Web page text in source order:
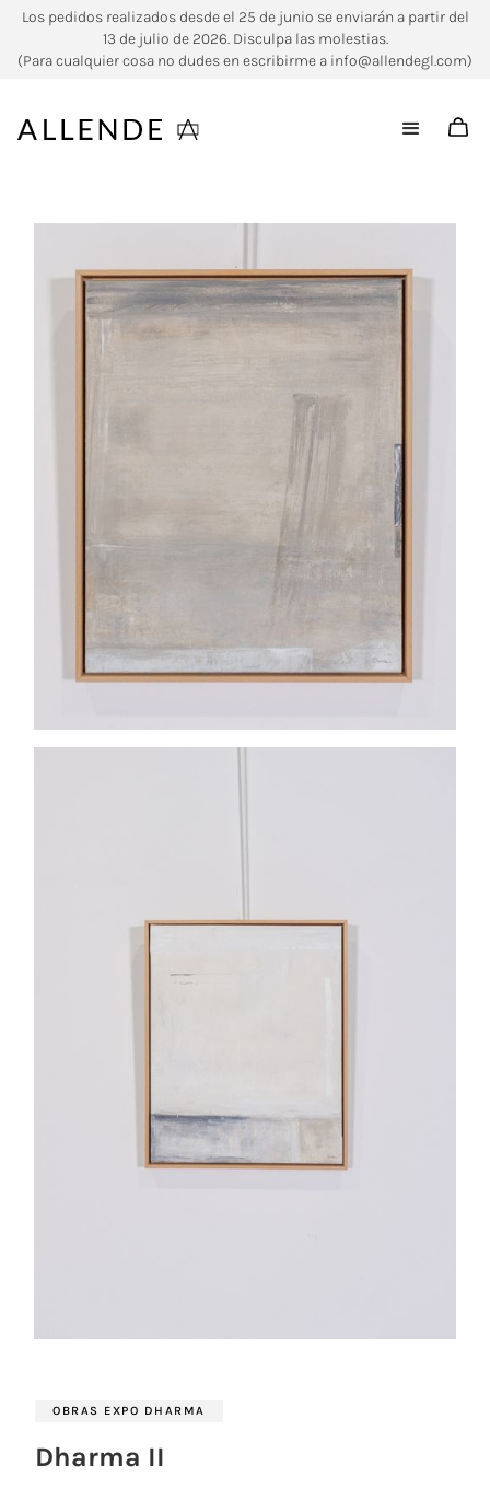
Los pedidos realizados desde el 25 de junio se enviarán a partir del
13 de julio de 2026. Disculpa las molestias.
(Para cualquier cosa no dudes en escribirme a info@allendegl.com)
OBRAS EXPO DHARMA
Dharma II